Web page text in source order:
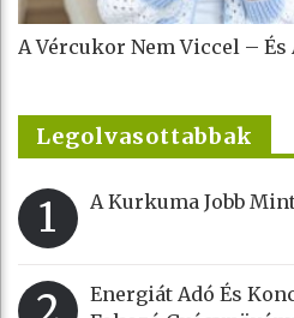
A Vércukor Nem Viccel – És
Legolvasottabbak
1 A Kurkuma Jobb
Energiát Adó És